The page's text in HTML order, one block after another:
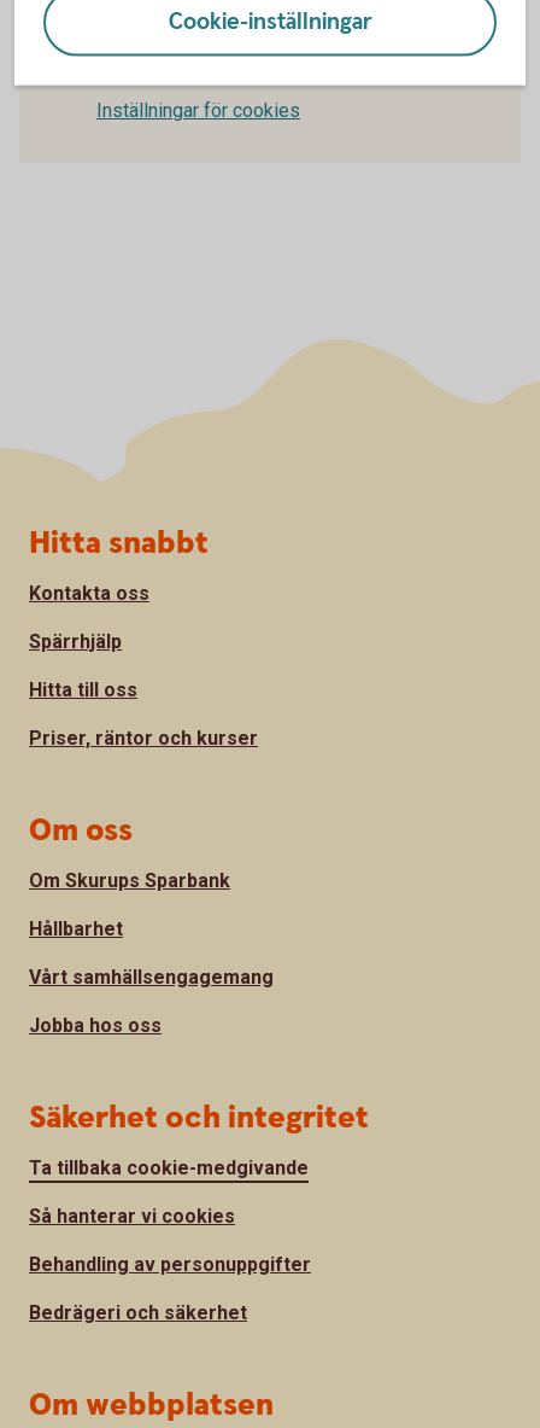
För att se detta innehåll behöver du först
godkänna cookies för Funktioner, prestanda
Inställningar för cookies
Cookie-inställningar
Sidfot
Hitta snabbt
Kontakta oss
Spärrhjälp
Hitta till oss
Priser, räntor och kurser
Om oss
Om Skurups Sparbank
Hållbarhet
Vårt samhällsengagemang
Jobba hos oss
Säkerhet och integritet
Ta tillbaka cookie-medgivande
Så hanterar vi cookies
Behandling av personuppgifter
Bedrägeri och säkerhet
Om webbplatsen